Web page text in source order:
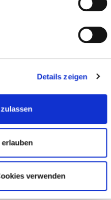
Details zeigen
verwenden
oder multiple
u.a. Hautkrebs
Haut­
Rohparaffin, Teer,
Wohlfahrtspflege oder
oder durch eine
in